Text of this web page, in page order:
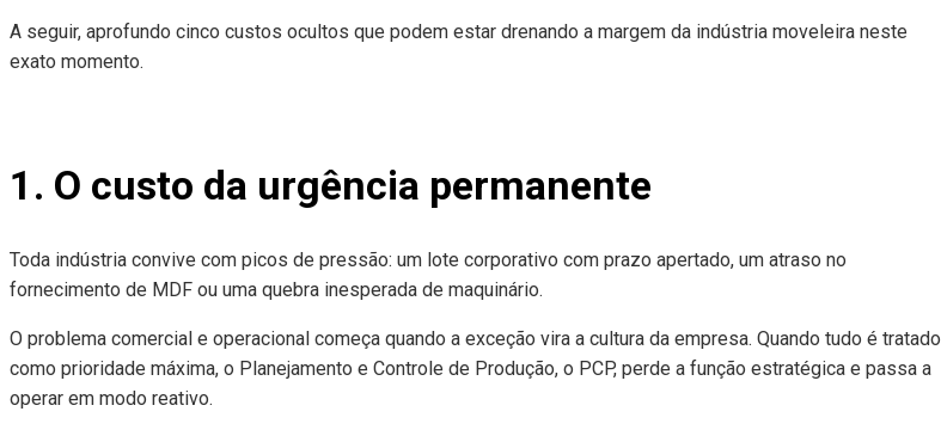
A seguir, aprofundo cinco custos ocultos que podem estar drenando a margem da indústria moveleira neste
exato momento.
1. O custo da urgência permanente
Toda indústria convive com picos de pressão: um lote corporativo com prazo apertado, um atraso no
fornecimento de MDF ou uma quebra inesperada de maquinário.
O problema comercial e operacional começa quando a exceção vira a cultura da empresa. Quando tudo é tratado
como prioridade máxima, o Planejamento e Controle de Produção, o PCP, perde a função estratégica e passa a
operar em modo reativo.